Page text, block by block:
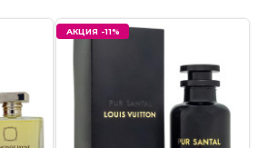
АКЦИЯ -11%